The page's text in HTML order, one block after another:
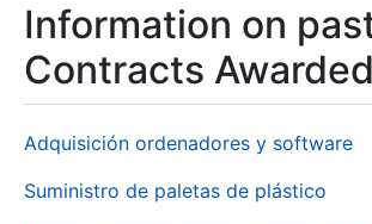
Information on
Contracts Awarded
Adquisición ordenadores y software
Suministro de paletas de plástico